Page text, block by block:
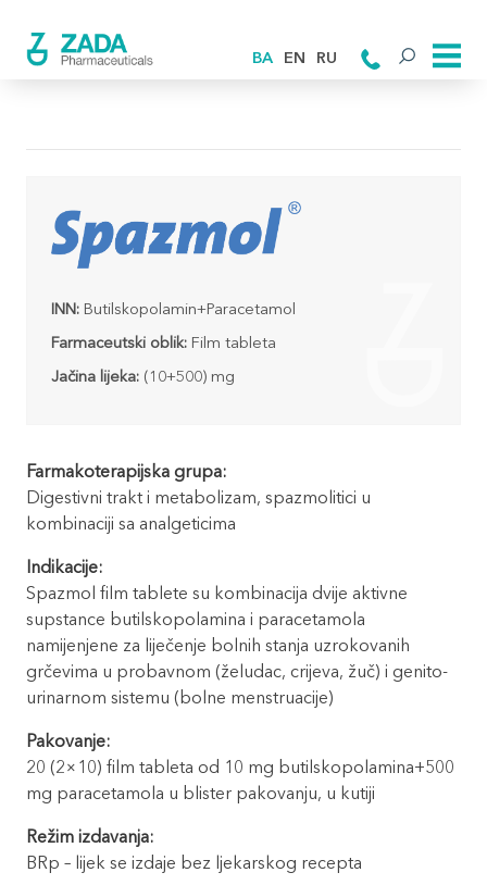
BA EN RU
INN: Butilskopolamin+Paracetamol
Farmaceutski oblik: Film tableta
Jačina lijeka: (10+500) mg
Farmakoterapijska grupa:
Digestivni trakt i metabolizam, spazmolitici u
kombinaciji sa analgeticima
Indikacije:
Spazmol film tablete su kombinacija dvije aktivne
supstance butilskopolamina i paracetamola
namijenjene za liječenje bolnih stanja uzrokovanih
grčevima u probavnom (želudac, crijeva, žuč) i genito-
urinarnom sistemu (bolne menstruacije)
Pakovanje:
20 (2×10) film tableta od 10 mg butilskopolamina+500
mg paracetamola u blister pakovanju, u kutiji
Režim izdavanja:
BRp – lijek se izdaje bez ljekarskog recepta